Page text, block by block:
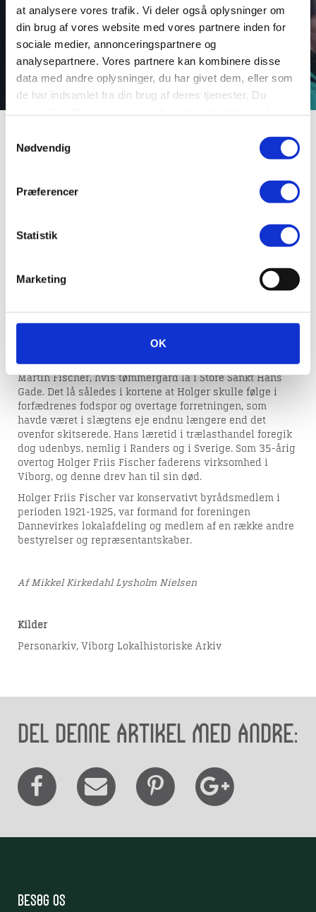
at analysere vores trafik. Vi deler også oplysninger om
din brug af vores website med vores partnere inden for
sociale medier, annonceringspartnere og
analysepartnere. Vores partnere kan kombinere disse
data med andre oplysninger, du har givet dem, eller som
de har indsamlet fra din brug af deres tjenester. Du
Nødvendig
Præferencer
Statistik
Marketing
OK
Fischer, Holger Friis
Tømmerhandler,
direktør
Født: 03-06-1880 —
Død: 14-01-1968
Holger Fischer var søn af Viborg-tømmerhandleren Jens
Martin Severin Fischer, hvis far var tømmerhandleren
Martin Fischer, hvis tømmergård lå i Store Sankt Hans
Gade. Det lå således i kortene at Holger skulle følge i
forfædrenes fodspor og overtage forretningen, som
havde været i slægtens eje endnu længere end det
ovenfor skitserede. Hans læretid i trælasthandel foregik
dog udenbys, nemlig i Randers og i Sverige. Som 35-årig
overtog Holger Friis Fischer faderens virksomhed i
Viborg, og denne drev han til sin død.
Holger Friis Fischer var konservativt byrådsmedlem i
perioden 1921-1925, var formand for foreningen
Dannevirkes lokalafdeling og medlem af en række andre
bestyrelser og repræsentantskaber.
Af Mikkel Kirkedahl Lysholm Nielsen
Kilder
Personarkiv, Viborg Lokalhistoriske Arkiv
Del denne artikel med andre:
Besøg os